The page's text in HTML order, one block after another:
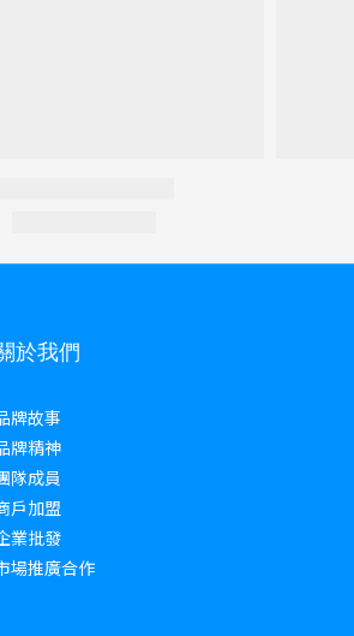
於我們
牌故事
牌精神
隊成員
戶加盟
業批發
場推廣合作